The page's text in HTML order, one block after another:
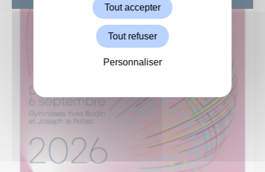
Tout accepter
Tout refuser
Personnaliser